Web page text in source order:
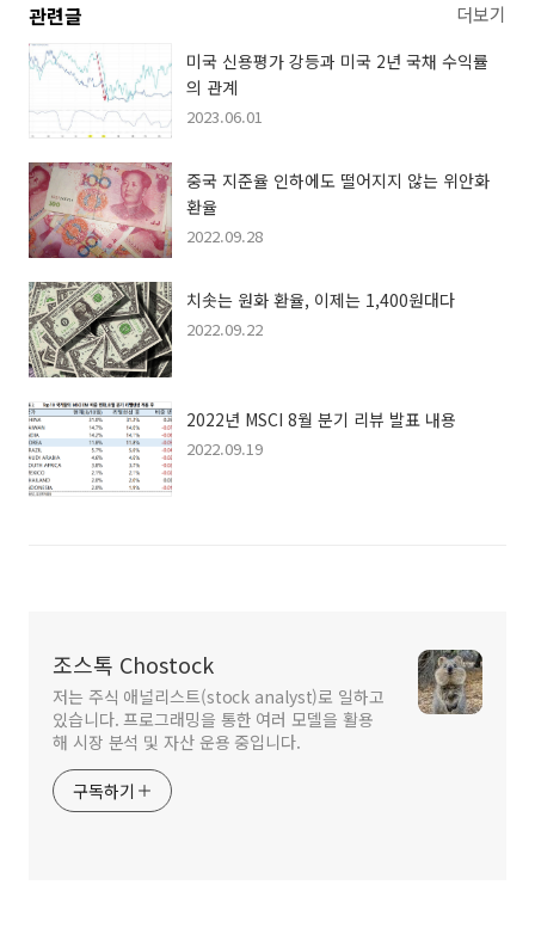
관련글 더보기
미국 신용평가 강등과 미국 2년 국채 수익률
의 관계
2023.06.01
중국 지준율 인하에도 떨어지지 않는 위안화
환율
2022.09.28
치솟는 원화 환율, 이제는 1,400원대다
2022.09.22
2022년 MSCI 8월 분기 리뷰 발표 내용
2022.09.19
조스톡 Chostock
저는 주식 애널리스트(stock analyst)로 일하고
있습니다. 프로그래밍을 통한 여러 모델을 활용
해 시장 분석 및 자산 운용 중입니다.
구독하기